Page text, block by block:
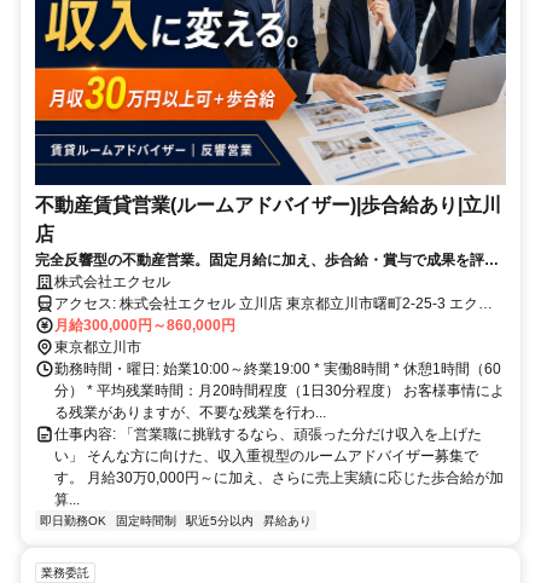
不動産賃貸営業(ルームアドバイザー)|歩合給あり|立川
店
完全反響型の不動産営業。固定月給に加え、歩合給・賞与で成果を評価
します。
株式会社エクセル
アクセス: 株式会社エクセル 立川店 東京都立川市曙町2-25-3 エクセ
ルビル * JR立川駅北口から徒歩5分 * 多摩モノレール立川北駅から徒
歩8分
月給300,000円～860,000円
東京都立川市
勤務時間・曜日: 始業10:00～終業19:00 * 実働8時間 * 休憩1時間（60
分） * 平均残業時間：月20時間程度（1日30分程度） お客様事情によ
る残業がありますが、不要な残業を行わ...
仕事内容: 「営業職に挑戦するなら、頑張った分だけ収入を上げた
い」 そんな方に向けた、収入重視型のルームアドバイザー募集で
す。 月給30万0,000円～に加え、さらに売上実績に応じた歩合給が加
算...
即日勤務OK 固定時間制 駅近5分以内 昇給あり
業務委託